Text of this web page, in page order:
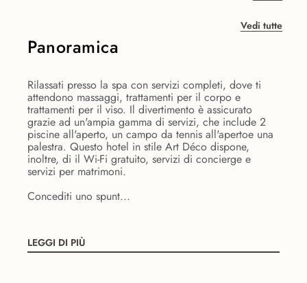
Vedi tutte
Panoramica
Rilassati presso la spa con servizi completi, dove ti
attendono massaggi, trattamenti per il corpo e
trattamenti per il viso. Il divertimento è assicurato
grazie ad un'ampia gamma di servizi, che include 2
piscine all'aperto, un campo da tennis all'apertoe una
palestra. Questo hotel in stile Art Déco dispone,
inoltre, di il Wi-Fi gratuito, servizi di concierge e
servizi per matrimoni.
Concediti uno spunt...
LEGGI DI PIÙ